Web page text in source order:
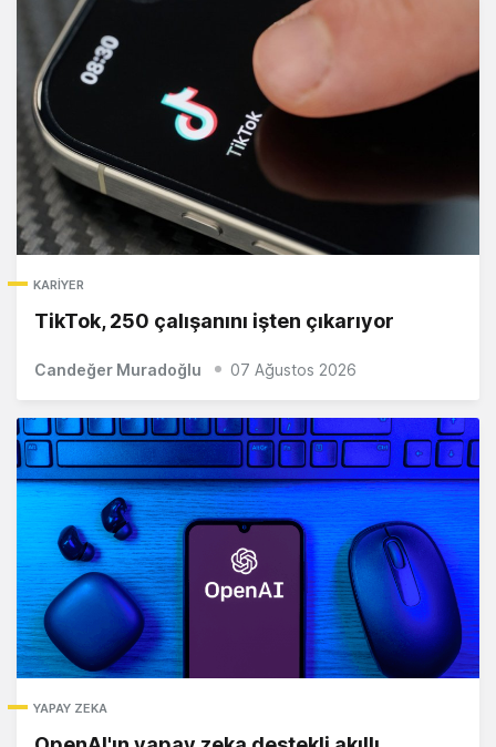
KARIYER
TikTok, 250 çalışanını işten çıkarıyor
Candeğer Muradoğlu 07 Ağustos 2026
YAPAY ZEKA